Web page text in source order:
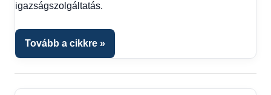
igazságszolgáltatás.
Tovább a cikkre